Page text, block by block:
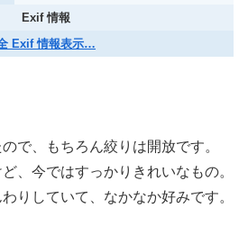
Exif 情報
Exif 情報表示…
で、もちろん絞りは開放です。
、今ではすっかりきれいなもの。
りしていて、なかなか好みです。